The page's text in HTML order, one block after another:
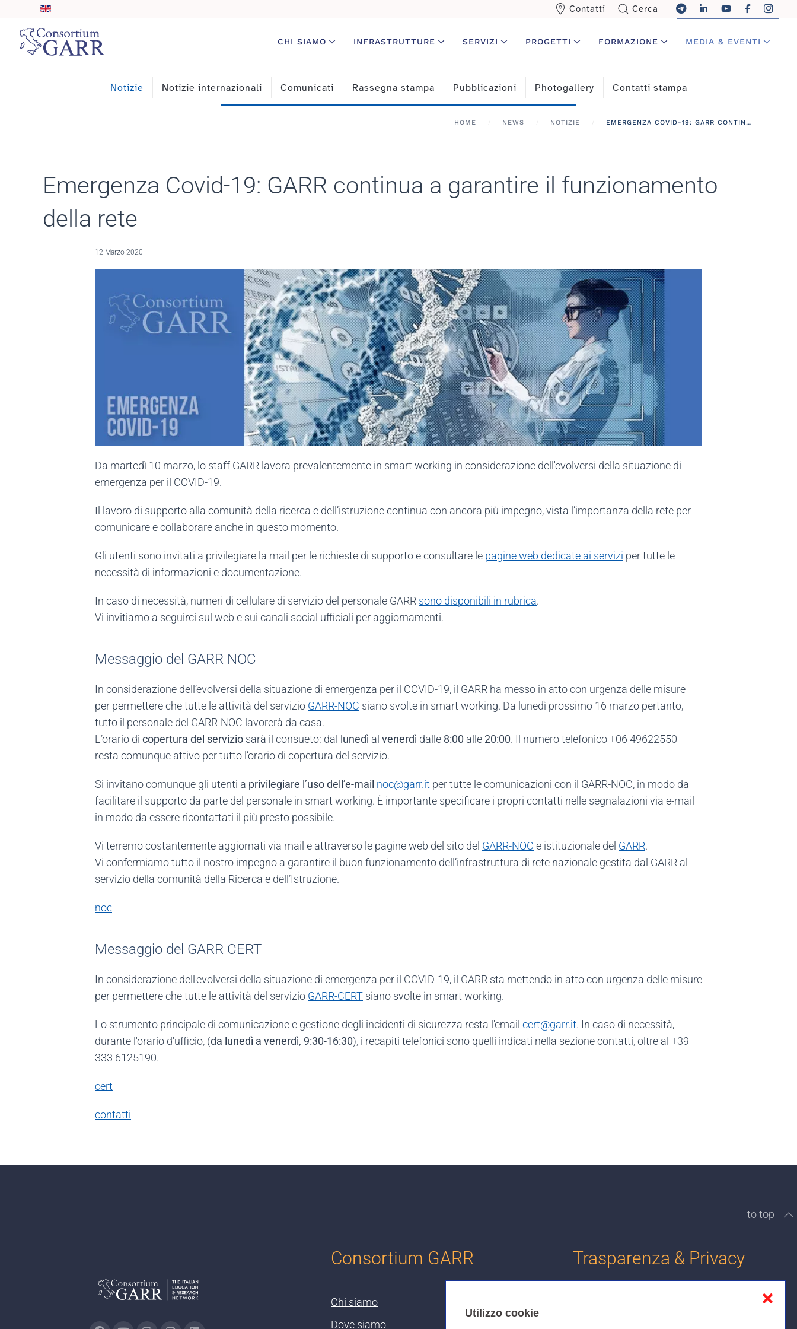
Utilizzo cookie
❌
Skip to main content
Contatti Cerca
CHI SIAMO INFRASTRUTTURE SERVIZI PROGETTI FORMAZIONE MEDIA & EVENTI
Notizie Notizie internazionali Comunicati Rassegna stampa Pubblicazioni Photogallery Contatti stampa
HOME NEWS NOTIZIE EMERGENZA COVID-19: GARR CONTINUA A GARANTIRE IL FUNZIONAMENTO DELLA RETE
Emergenza Covid-19: GARR continua a garantire il funzionamento
della rete
12 Marzo 2020
Da martedì 10 marzo, lo staff GARR lavora prevalentemente in smart working in considerazione dell'evolversi della situazione di
emergenza per il COVID-19.
Il lavoro di supporto alla comunità della ricerca e dell’istruzione continua con ancora più impegno, vista l’importanza della rete per
comunicare e collaborare anche in questo momento.
Gli utenti sono invitati a privilegiare la mail per le richieste di supporto e consultare le pagine web dedicate ai servizi per tutte le
necessità di informazioni e documentazione.
In caso di necessità, numeri di cellulare di servizio del personale GARR sono disponibili in rubrica.
Vi invitiamo a seguirci sul web e sui canali social ufficiali per aggiornamenti.
Messaggio del GARR NOC
In considerazione dell’evolversi della situazione di emergenza per il COVID-19, il GARR ha messo in atto con urgenza delle misure
per permettere che tutte le attività del servizio GARR-NOC siano svolte in smart working. Da lunedì prossimo 16 marzo pertanto,
tutto il personale del GARR-NOC lavorerà da casa.
L’orario di copertura del servizio sarà il consueto: dal lunedì al venerdì dalle 8:00 alle20:00. Il numero telefonico +06 49622550
resta comunque attivo per tutto l’orario di copertura del servizio.
Si invitano comunque gli utenti a privilegiare l’uso dell’e-mail noc@garr.it per tutte le comunicazioni con il GARR-NOC, in modo da
facilitare il supporto da parte del personale in smart working. È importante specificare i propri contatti nelle segnalazioni via e-mail
in modo da essere ricontattati il più presto possibile.
Vi terremo costantemente aggiornati via mail e attraverso le pagine web del sito del GARR-NOC e istituzionale del GARR.
Vi confermiamo tutto il nostro impegno a garantire il buon funzionamento dell’infrastruttura di rete nazionale gestita dal GARR al
servizio della comunità della Ricerca e dell’Istruzione.
noc
Messaggio del GARR CERT
In considerazione dell'evolversi della situazione di emergenza per il COVID-19, il GARR sta mettendo in atto con urgenza delle misure
per permettere che tutte le attività del servizio GARR-CERT siano svolte in smart working.
Lo strumento principale di comunicazione e gestione degli incidenti di sicurezza resta l'email cert@garr.it. In caso di necessità,
durante l'orario d'ufficio, (da lunedì a venerdì, 9:30-16:30), i recapiti telefonici sono quelli indicati nella sezione contatti, oltre al +39
333 6125190.
cert
contatti
to top
Consortium GARR
Chi siamo
Dove siamo
Trasparenza & Privacy